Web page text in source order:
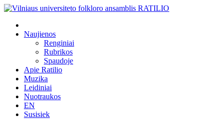
Naujienos
Renginiai
Rubrikos
Spaudoje
Apie Ratilio
Muzika
Leidiniai
Nuotraukos
EN
Susisiek